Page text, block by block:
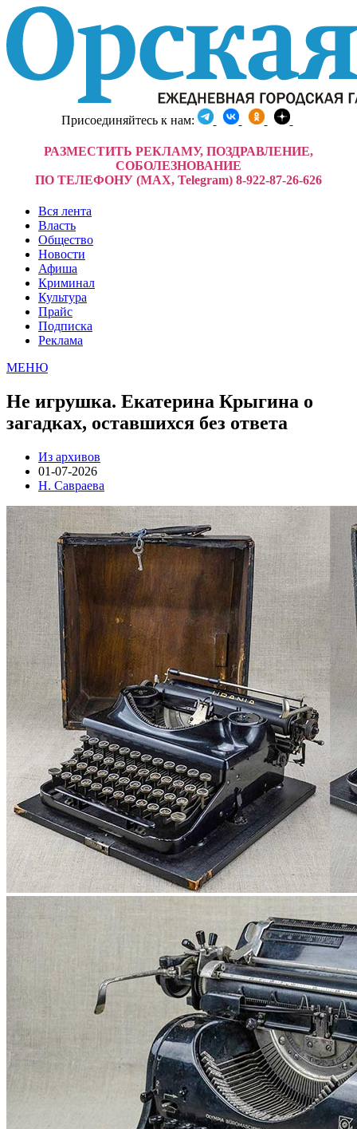
Присоединяйтесь к нам:
РАЗМЕСТИТЬ РЕКЛАМУ, ПОЗДРАВЛЕНИЕ,
СОБОЛЕЗНОВАНИЕ
ПО ТЕЛЕФОНУ (MAX, Telegram) 8-922-87-26-626
Вся лента
Власть
Общество
Новости
Афиша
Криминал
Культура
Прайс
Подписка
Реклама
МЕНЮ
Не игрушка. Екатерина Крыгина о
загадках, оставшихся без ответа
Из архивов
01-07-2026
Н. Савраева